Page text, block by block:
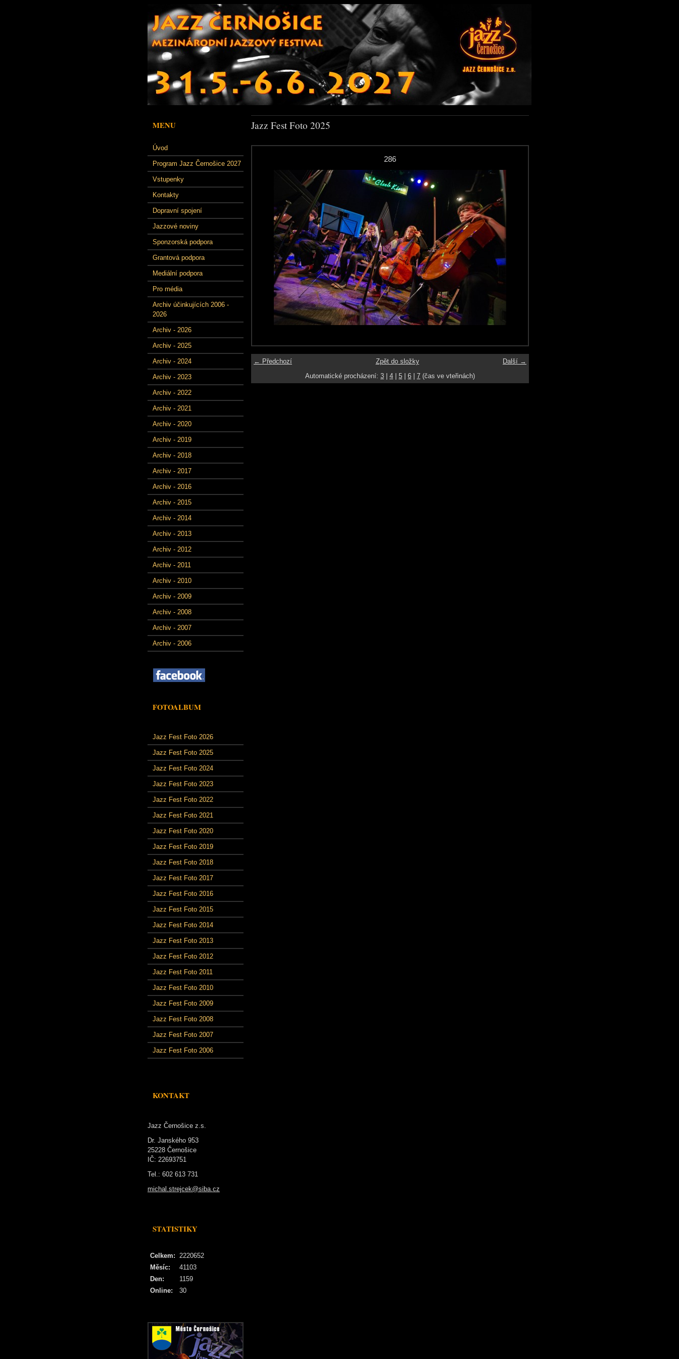
MENU
Úvod
Program Jazz Černošice 2027
Vstupenky
Kontakty
Dopravní spojení
Jazzové noviny
Sponzorská podpora
Grantová podpora
Mediální podpora
Pro média
Archiv účinkujících 2006 -
2026
Archiv - 2026
Archiv - 2025
Archiv - 2024
Archiv - 2023
Archiv - 2022
Archiv - 2021
Archiv - 2020
Archiv - 2019
Archiv - 2018
Archiv - 2017
Archiv - 2016
Archiv - 2015
Archiv - 2014
Archiv - 2013
Archiv - 2012
Archiv - 2011
Archiv - 2010
Archiv - 2009
Archiv - 2008
Archiv - 2007
Archiv - 2006
FOTOALBUM
Jazz Fest Foto 2026
Jazz Fest Foto 2025
Jazz Fest Foto 2024
Jazz Fest Foto 2023
Jazz Fest Foto 2022
Jazz Fest Foto 2021
Jazz Fest Foto 2020
Jazz Fest Foto 2019
Jazz Fest Foto 2018
Jazz Fest Foto 2017
Jazz Fest Foto 2016
Jazz Fest Foto 2015
Jazz Fest Foto 2014
Jazz Fest Foto 2013
Jazz Fest Foto 2012
Jazz Fest Foto 2011
Jazz Fest Foto 2010
Jazz Fest Foto 2009
Jazz Fest Foto 2008
Jazz Fest Foto 2007
Jazz Fest Foto 2006
KONTAKT
Jazz Černošice z.s.
Dr. Janského 953
25228 Černošice
IČ: 22693751
Tel.: 602 613 731
michal.strejcek@siba.cz
STATISTIKY
Online: 30
Celkem: 2220652
Měsíc:
41103
Den:
1159
Jazz Fest Foto 2025
286
← Předchozí Další →
Zpět do složky
Automatické procházení: 3 4 5 6 7 (čas ve vteřinách)